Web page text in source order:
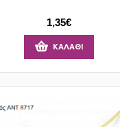
1,35€
ΚΑΛΆΘΙ